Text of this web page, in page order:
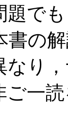
題で
書の
なり
ご一